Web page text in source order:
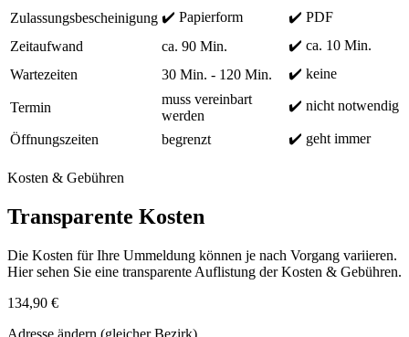
Zulassungsbescheinigung ✔️ Papierform
✔️ PDF
Zeitaufwand
ca. 90 Min.
✔️ ca. 10 Min.
Wartezeiten
30 Min. - 120 Min. ✔️ keine
Termin
muss vereinbart
werden
✔️ nicht notwendig
Öffnungszeiten begrenzt ✔️ geht immer
Kosten & Gebühren
Transparente Kosten
Die Kosten für Ihre Ummeldung können je nach Vorgang variieren.
Hier sehen Sie eine transparente Auflistung der Kosten & Gebühren.
134,90 €